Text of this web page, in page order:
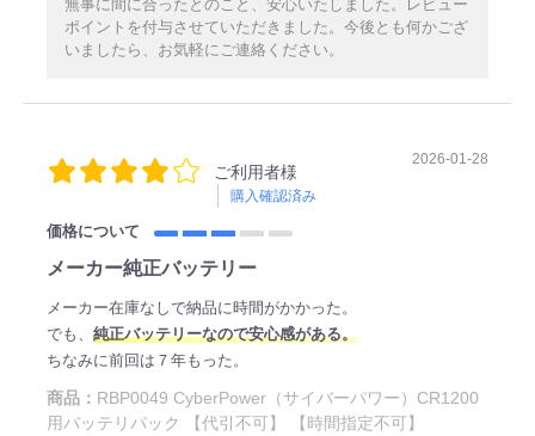
無事に間に合ったとのこと、安心いたしました。レビュー
ポイントを付与させていただきました。今後とも何かござ
いましたら、お気軽にご連絡ください。
ご利用者様
購入確認済み
2026-01-28
価格について
メーカー純正バッテリー
メーカー在庫なしで納品に時間がかかった。
でも、 純正バッテリーなので安心感がある。
ちなみに前回は７年もった。
商品： RBP0049 CyberPower（サイバーパワー）CR1200
用バッテリパック 【代引不可】 【時間指定不可】